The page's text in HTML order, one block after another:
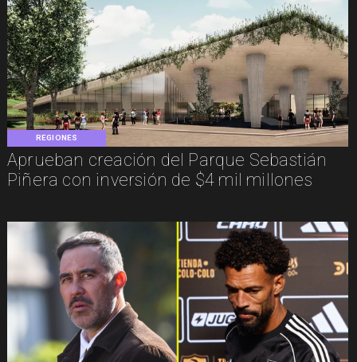
REGIONES
Aprueban creación del Parque Sebastián
Piñera con inversión de $4 mil millones